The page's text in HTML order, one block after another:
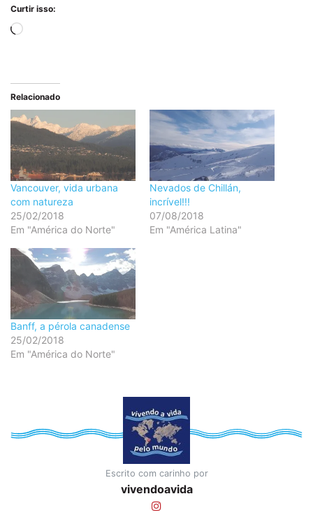
Curtir isso:
Carregando...
Relacionado
Vancouver, vida urbana
com natureza
25/02/2018
Em "América do Norte"
Nevados de Chillán,
incrível!!!
07/08/2018
Em "América Latina"
Banff, a pérola canadense
25/02/2018
Em "América do Norte"
Escrito com carinho por
vivendoavida